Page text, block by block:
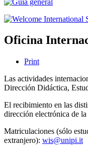
Oficina
Print
Las actividades
Dirección Didáctica,
El recibimiento en las
dirección electrónica de
Matriculaciones (sólo
extranjero): wis@unipi.it